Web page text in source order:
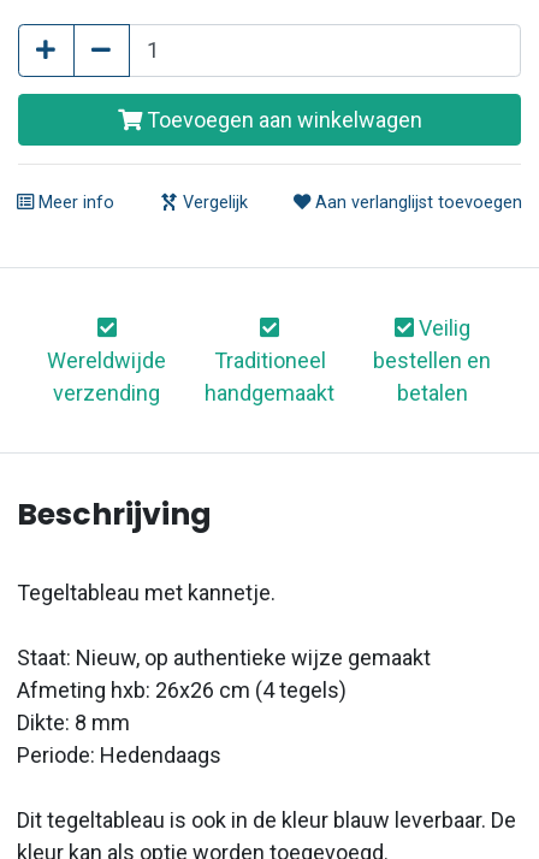
Toevoegen aan winkelwagen
Meer info Vergelijk Aan verlanglijst toevoegen
Wereldwijde
verzending
Traditioneel
handgemaakt
Veilig
bestellen en
betalen
Beschrijving
Tegeltableau met kannetje.
Staat: Nieuw, op authentieke wijze gemaakt
Afmeting hxb: 26x26 cm (4 tegels)
Dikte: 8 mm
Periode: Hedendaags
Dit tegeltableau is ook in de kleur blauw leverbaar. De
kleur kan als optie worden toegevoegd.